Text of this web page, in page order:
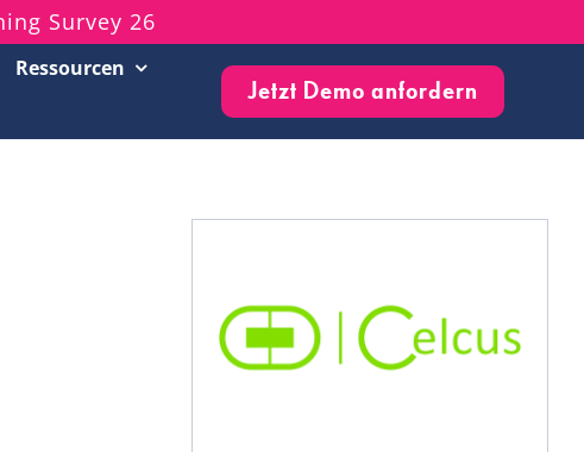
Survey 26
Ressourcen
Customer Success Stories
Newsletter
Jetzt Demo anfordern